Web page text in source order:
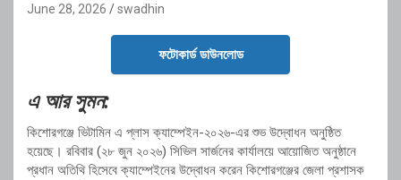
June 28, 2026 swadhin
ফটোকার্ড ডাউনলোড
এ আর সুমন:
কিশোরগঞ্জে ভিটামিন এ প্লাস ক্যাম্পেইন-২০২৬-এর শুভ উদ্বোধন অনুষ্ঠিত
হয়েছে। রবিবার (২৮ জুন ২০২৬) সিভিল সার্জনের কার্যালয়ে আয়োজিত অনুষ্ঠানে
প্রধান অতিথি হিসেবে ক্যাম্পেইনের উদ্বোধন করেন কিশোরগঞ্জের জেলা প্রশাসক